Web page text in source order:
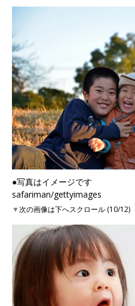
●写真はイメージです
safariman/gettyimages
▼次の画像は下へスクロール (10/12)